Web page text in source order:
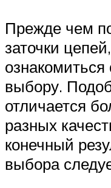
Прежде чем
заточки
выбору.
отличается
разных
конечный
выбора